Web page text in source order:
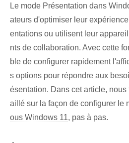
Le mode Présentation dans
ateurs‌ d'optimiser⁤ leur
entations ou utilisent leur
nts de collaboration. Avec cette
ble de configurer rapidement
s options pour répondre aux
ésentation. Dans cet article,
aillé sur la façon de configurer le
ous Windows 11, pas à pas.